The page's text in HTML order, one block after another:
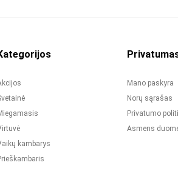
kambarys
Mano paskyra
Norų sąrašas
Privatumo
Asmens